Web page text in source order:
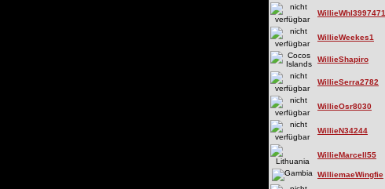
WillieWhl3997471
WillieWeekes1
WillieShapiro
WillieSerra2782
WillieOsr8030
WillieN34244
WillieMarcell55
WilliemaeWingfie